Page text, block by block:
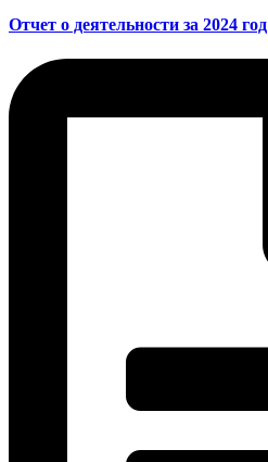
Отчет о деятельности за 2024 год